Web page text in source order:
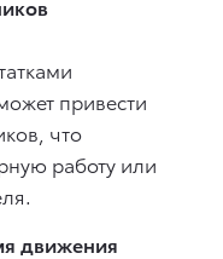
привести
что
работу или
движения